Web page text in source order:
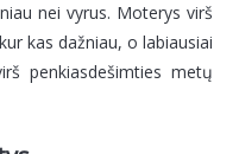
nei vyrus. Moterys virš
kas dažniau, o labiausiai
penkiasdešimties metų